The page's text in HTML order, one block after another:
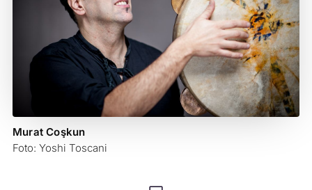
Murat Coşkun
Foto: Yoshi Toscani